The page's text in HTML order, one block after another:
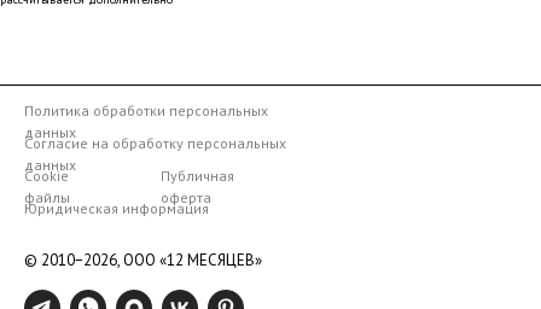
Политика обработки персональных
данных
Согласие на обработку персональных
данных
Публичная
оферта
Cookie
файлы
Юридическая информация
© 2010−2026,ООО «12 МЕСЯЦЕВ»